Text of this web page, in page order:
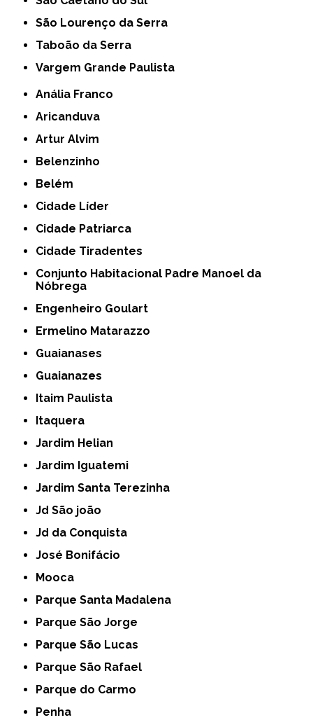
São Lourenço da Serra
Taboão da Serra
Vargem Grande Paulista
Anália Franco
Aricanduva
Artur Alvim
Belenzinho
Belém
Cidade Líder
Cidade Patriarca
Cidade Tiradentes
Conjunto Habitacional Padre Manoel da
Nóbrega
Engenheiro Goulart
Ermelino Matarazzo
Guaianases
Guaianazes
Itaim Paulista
Itaquera
Jardim Helian
Jardim Iguatemi
Jardim Santa Terezinha
Jd São joão
Jd da Conquista
José Bonifácio
Mooca
Parque Santa Madalena
Parque São Jorge
Parque São Lucas
Parque São Rafael
Parque do Carmo
Penha